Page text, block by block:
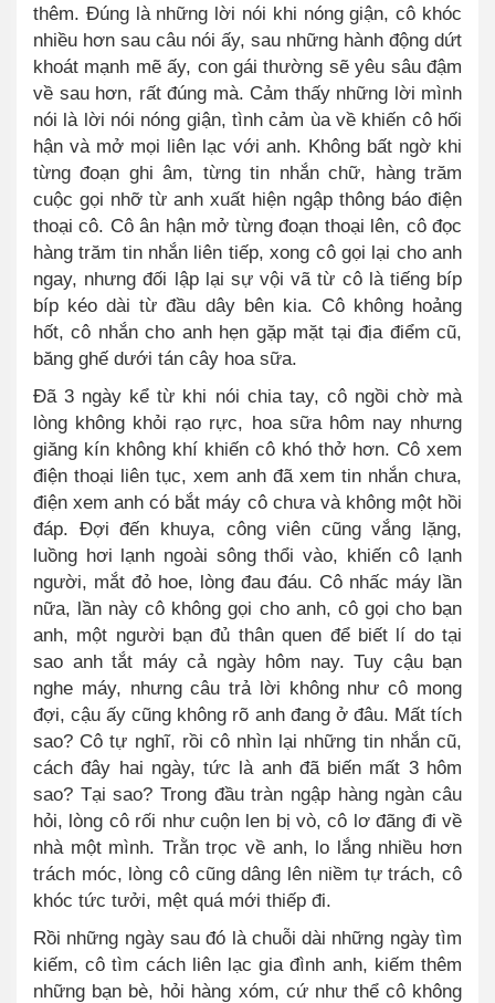
thêm. Đúng là những lời nói khi nóng giận, cô khóc
nhiều hơn sau câu nói ấy, sau những hành động dứt
khoát mạnh mẽ ấy, con gái thường sẽ yêu sâu đậm
về sau hơn, rất đúng mà. Cảm thấy những lời mình
nói là lời nói nóng giận, tình cảm ùa về khiến cô hối
hận và mở mọi liên lạc với anh. Không bất ngờ khi
từng đoạn ghi âm, từng tin nhắn chữ, hàng trăm
cuộc gọi nhỡ từ anh xuất hiện ngập thông báo điện
thoại cô. Cô ân hận mở từng đoạn thoại lên, cô đọc
hàng trăm tin nhắn liên tiếp, xong cô gọi lại cho anh
ngay, nhưng đối lập lại sự vội vã từ cô là tiếng bíp
bíp kéo dài từ đầu dây bên kia. Cô không hoảng
hốt, cô nhắn cho anh hẹn gặp mặt tại địa điểm cũ,
băng ghế dưới tán cây hoa sữa.
Đã 3 ngày kể từ khi nói chia tay, cô ngồi chờ mà
lòng không khỏi rạo rực, hoa sữa hôm nay nhưng
giăng kín không khí khiến cô khó thở hơn. Cô xem
điện thoại liên tục, xem anh đã xem tin nhắn chưa,
điện xem anh có bắt máy cô chưa và không một hồi
đáp. Đợi đến khuya, công viên cũng vắng lặng,
luồng hơi lạnh ngoài sông thổi vào, khiến cô lạnh
người, mắt đỏ hoe, lòng đau đáu. Cô nhấc máy lần
nữa, lần này cô không gọi cho anh, cô gọi cho bạn
anh, một người bạn đủ thân quen để biết lí do tại
sao anh tắt máy cả ngày hôm nay. Tuy cậu bạn
nghe máy, nhưng câu trả lời không như cô mong
đợi, cậu ấy cũng không rõ anh đang ở đâu. Mất tích
sao? Cô tự nghĩ, rồi cô nhìn lại những tin nhắn cũ,
cách đây hai ngày, tức là anh đã biến mất 3 hôm
sao? Tại sao? Trong đầu tràn ngập hàng ngàn câu
hỏi, lòng cô rối như cuộn len bị vò, cô lơ đãng đi về
nhà một mình. Trằn trọc về anh, lo lắng nhiều hơn
trách móc, lòng cô cũng dâng lên niềm tự trách, cô
khóc tức tưởi, mệt quá mới thiếp đi.
Rồi những ngày sau đó là chuỗi dài những ngày tìm
kiếm, cô tìm cách liên lạc gia đình anh, kiếm thêm
những bạn bè, hỏi hàng xóm, cứ như thể cô không